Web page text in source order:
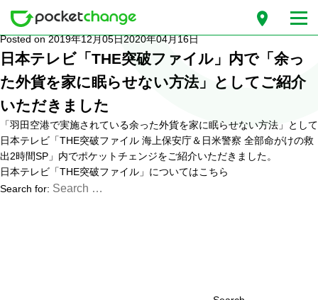
月別: 2019年12月
Posted on 2019年12月05日2020年04月16日
日本テレビ「THE突破ファイル」内で「余っ
た外貨を家に眠らせない方法」としてご紹介
いただきました
「羽田空港で実施されている余った外貨を家に眠らせない方法」として
日本テレビ「THE突破ファイル 海上保安庁＆日米警察 全部命がけの救
出2時間SP」内でポケットチェンジをご紹介いただきました。
日本テレビ「THE突破ファイル」についてはこちら
Search for: